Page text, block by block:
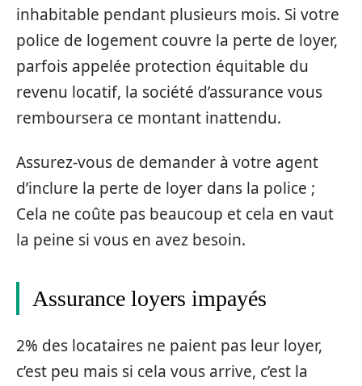
inhabitable pendant plusieurs mois. Si votre
police de logement couvre la perte de loyer,
parfois appelée protection équitable du
revenu locatif, la société d’assurance vous
remboursera ce montant inattendu.
Assurez-vous de demander à votre agent
d’inclure la perte de loyer dans la police ;
Cela ne coûte pas beaucoup et cela en vaut
la peine si vous en avez besoin.
Assurance loyers impayés
2% des locataires ne paient pas leur loyer,
c’est peu mais si cela vous arrive, c’est la